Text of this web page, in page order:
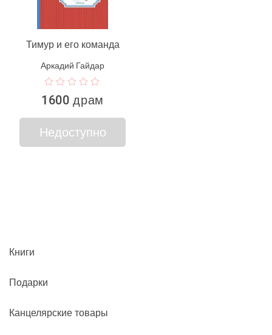
Тимур и его команда
Аркадий Гайдар
1600 драм
Недоступно
Книги
Подарки
Канцелярские товары